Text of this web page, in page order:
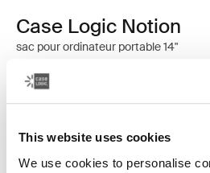
This website uses cookies
We use cookies to personalise
Case Logic Notion
sac pour ordinateur portable 14"
69,99 €
Couleur
Case Logic Notion 14" Laptop Bag